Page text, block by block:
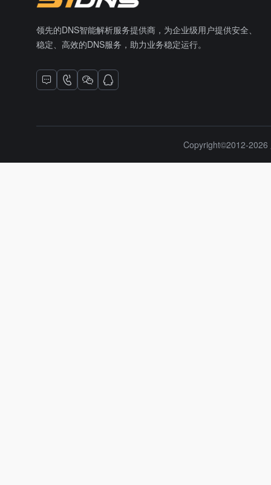
领先的DNS智能解析服务提供商，为企业级用户提供安全、
稳定、高效的DNS服务，助力业务稳定运行。
Copyright©2012-2026